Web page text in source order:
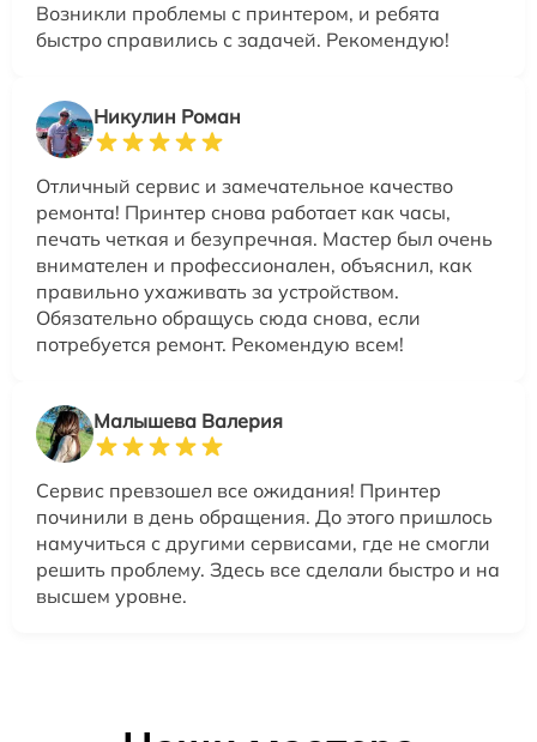
Возникли проблемы с принтером, и ребята
быстро справились с задачей. Рекомендую!
Никулин Роман
Отличный сервис и замечательное качество
ремонта! Принтер снова работает как часы,
печать четкая и безупречная. Мастер был очень
внимателен и профессионален, объяснил, как
правильно ухаживать за устройством.
Обязательно обращусь сюда снова, если
потребуется ремонт. Рекомендую всем!
Малышева Валерия
Сервис превзошел все ожидания! Принтер
починили в день обращения. До этого пришлось
намучиться с другими сервисами, где не смогли
решить проблему. Здесь все сделали быстро и на
высшем уровне.